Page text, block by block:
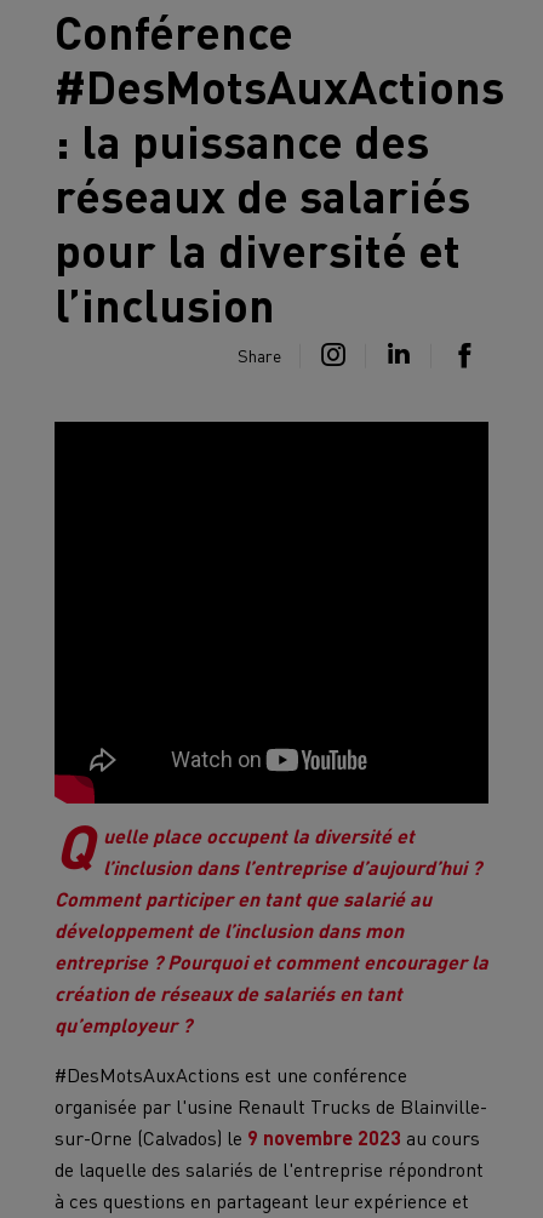
Conférence
#DesMotsAuxActions
: la puissance des
réseaux de salariés​
pour la diversité et
l’inclusion
Share
Q uelle place occupent la diversité et
l’inclusion dans l’entreprise d’aujourd’hui ? ​
Comment participer en tant que salarié au
développement de l’inclusion dans mon
entreprise ? ​Pourquoi et comment encourager la
création de réseaux de salariés en tant
qu’employeur ?
#DesMotsAuxActions est une conférence
organisée par l'usine Renault Trucks de Blainville-
sur-Orne (Calvados) le 9 novembre 2023 au cours
de laquelle des salariés de l'entreprise répondront
à ces questions en partageant leur expérience et